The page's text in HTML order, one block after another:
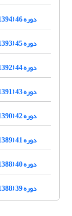
دوره 46 (1394)
دوره 45 (1393)
دوره 44 (1392)
دوره 43 (1391)
دوره 42 (1390)
دوره 41 (1389)
دوره 40 (1388)
دوره 39 (1388)